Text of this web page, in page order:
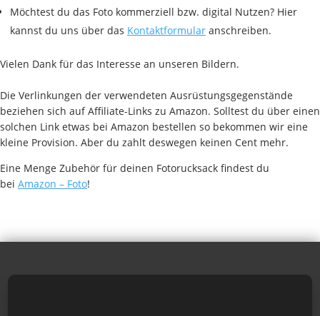
Möchtest du das Foto kommerziell bzw. digital Nutzen? Hier
kannst du uns über das Kontaktformular anschreiben.
Vielen Dank für das Interesse an unseren Bildern.
Die Verlinkungen der verwendeten Ausrüstungsgegenstände
beziehen sich auf Affiliate-Links zu Amazon. Solltest du über einen
solchen Link etwas bei Amazon bestellen so bekommen wir eine
kleine Provision. Aber du zahlt deswegen keinen Cent mehr.
Eine Menge Zubehör für deinen Fotorucksack findest du
bei Amazon – Foto!